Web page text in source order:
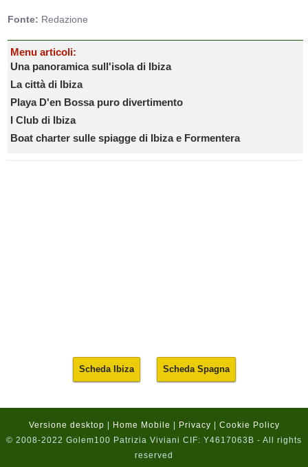
Fonte: Redazione
Menu articoli:
Una panoramica sull'isola di Ibiza
La città di Ibiza
Playa D'en Bossa puro divertimento
I Club di Ibiza
Boat charter sulle spiagge di Ibiza e Formentera
Scheda Ibiza Scheda Spagna
Versione desktop | Home Mobile | Privacy | Cookie Policy
© 2008-2022 Golem100 Patrizia Viviani CIF: Y4617063B - All rights
reserved